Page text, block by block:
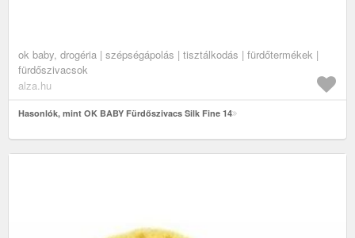
ok baby, drogéria | szépségápolás | tisztálkodás | fürdőtermékek |
fürdőszivacsok
alza.hu
Hasonlók, mint OK BABY Fürdőszivacs Silk Fine 14